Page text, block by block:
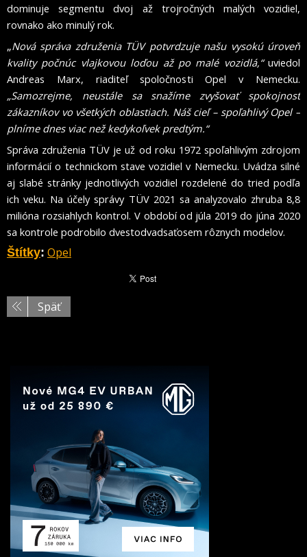
dominuje segmentu dvoj až trojročných malých vozidiel,
rovnako ako minulý rok.
„Nová správa združenia TÜV potvrdzuje našu vysokú úroveň
kvality počnúc vlajkovou loďou až po malé vozidlá,“ uviedol
Andreas Marx, riaditeľ spoločnosti Opel v Nemecku.
„Samozrejme, neustále sa snažíme zvyšovať spokojnosť
zákazníkov vo všetkých oblastiach. Náš cieľ – spoľahlivý Opel –
plníme dnes viac než kedykoľvek predtým.“
Správa združenia TÜV je už od roku 1972 spoľahlivým zdrojom
informácií o technickom stave vozidiel v Nemecku. Uvádza silné
aj slabé stránky jednotlivých vozidiel rozdelené do tried podľa
ich veku. Na účely správy TÜV 2021 sa analyzovalo zhruba 8,8
milióna rozsiahlych kontrol. V období od júla 2019 do júna 2020
sa kontrole podrobilo dvestodvadsaťosem rôznych modelov.
Štítky: Opel
Späť